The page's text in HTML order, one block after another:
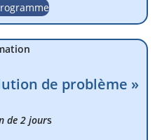
de problème »
de 2 jours